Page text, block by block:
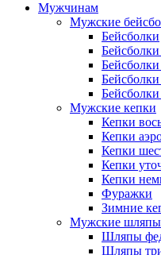
Мужчинам
Мужские
Бейсболки
Бейсболки
Мужские кепки
Кепки
Кепки
Кепки
Кепки
Кепки
Фуражки
Зимние
Мужские шляпы
Шляпы
Шляпы